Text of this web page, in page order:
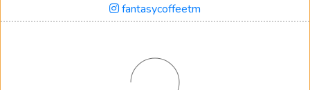
fantasycoffeetm